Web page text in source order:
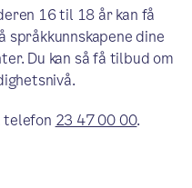
16 til 18 år kan få
dine
Du kan så få tilbud om
telefon 23 47 00 00.